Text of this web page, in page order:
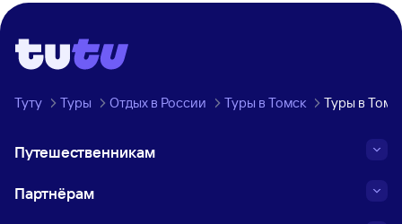
Туту Туры Отдых в России Туры в Томск Туры в
Путешественникам
Партнёрам